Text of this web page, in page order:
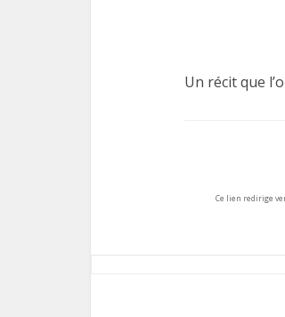
Un récit que
Ce lien redirige